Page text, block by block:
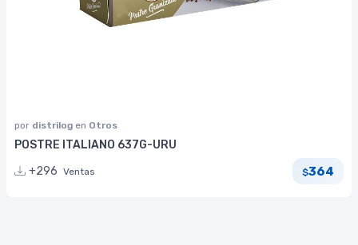
por distrilog en Otros
POSTRE ITALIANO 637G-URU
+296 Ventas $364